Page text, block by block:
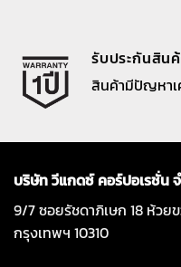
รับประกันสิน
สินค้ามีปัญหาเ
บริษัท วีแกดซ์ คอร์ปอเรชั่น
9/7 ซอยรัชดาภิเษก 18 ห้วย
กรุงเทพฯ 10310